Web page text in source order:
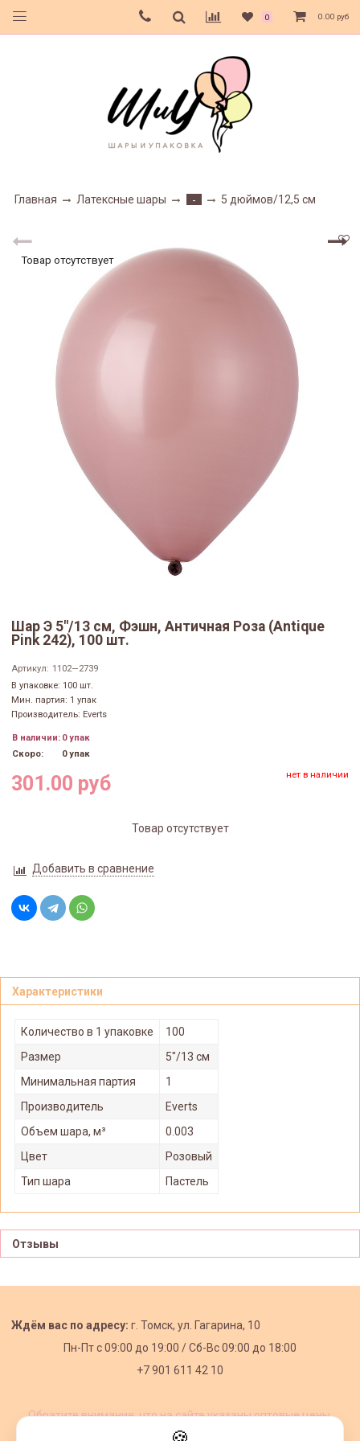
0 0.00 руб
Главная Латексные шары - 5 дюймов/12,5 см
Товар отсутствует
Шар Э 5"/13 см, Фэшн, Античная Роза (Antique
Pink 242), 100 шт.
Артикул: 1102—2739
В упаковке: 100 шт.
Мин. партия: 1 упак
Производитель: Everts
В наличии: 0 упак
Скоро:
0 упак
301.00 руб нет в наличии
Товар отсутствует
Добавить в сравнение
Характеристики
Количество в 1 упаковке
100
Размер
5"/13 см
Минимальная партия
1
Производитель
Everts
Объем шара, м³
0.003
Цвет
Розовый
Тип шара
Пастель
Отзывы
Ждём вас по адресу: г. Томск, ул. Гагарина, 10
Пн-Пт с09:00 до 19:00 /Сб-Вс 09:00 до 18:00
+7 901 611 42 10
Обратите внимание, что на сайте указаны оптовые цены,